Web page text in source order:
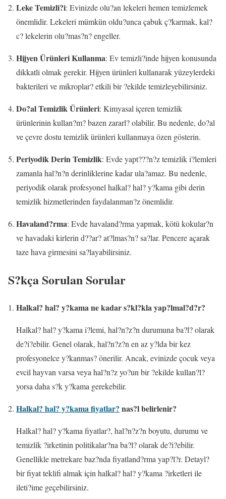
Leke Temizli?i: Evinizde olu?an lekeleri hemen temizlemek
önemlidir. Lekeleri mümkün oldu?unca çabuk ç?karmak, kal?
c? lekelerin olu?mas?n? engeller.
Hijyen Ürünleri Kullanma: Ev temizli?inde hijyen konusunda
dikkatli olmak gerekir. Hijyen ürünleri kullanarak yüzeylerdeki
bakterileri ve mikroplar? etkili bir ?ekilde temizleyebilirsiniz.
Do?al Temizlik Ürünleri: Kimyasal içeren temizlik
ürünlerinin kullan?m? bazen zararl? olabilir. Bu nedenle, do?al
ve çevre dostu temizlik ürünleri kullanmaya özen gösterin.
Periyodik Derin Temizlik: Evde yapt???n?z temizlik i?lemleri
zamanla hal?n?n derinliklerine kadar ula?amaz. Bu nedenle,
periyodik olarak profesyonel halkal? hal? y?kama gibi derin
temizlik hizmetlerinden faydalanman?z önemlidir.
Havaland?rma: Evde havaland?rma yapmak, kötü kokular?n
ve havadaki kirlerin d??ar? at?lmas?n? sa?lar. Pencere açarak
taze hava girmesini sa?layabilirsiniz.
S?kça Sorulan Sorular
Halkal? hal? y?kama ne kadar s?kl?kla yap?lmal?d?r?
Halkal? hal? y?kama i?lemi, hal?n?z?n durumuna ba?l? olarak
de?i?ebilir. Genel olarak, hal?n?z?n en az y?lda bir kez
profesyonelce y?kanmas? önerilir. Ancak, evinizde çocuk veya
evcil hayvan varsa veya hal?n?z yo?un bir ?ekilde kullan?l?
yorsa daha s?k y?kama gerekebilir.
Halkal? hal? y?kama fiyatlar? nas?l belirlenir?
Halkal? hal? y?kama fiyatlar?, hal?n?z?n boyutu, durumu ve
temizlik ?irketinin politikalar?na ba?l? olarak de?i?ebilir.
Genellikle metrekare baz?nda fiyatland?rma yap?l?r. Detayl?
bir fiyat teklifi almak için halkal? hal? y?kama ?irketleri ile
ileti?ime geçebilirsiniz.